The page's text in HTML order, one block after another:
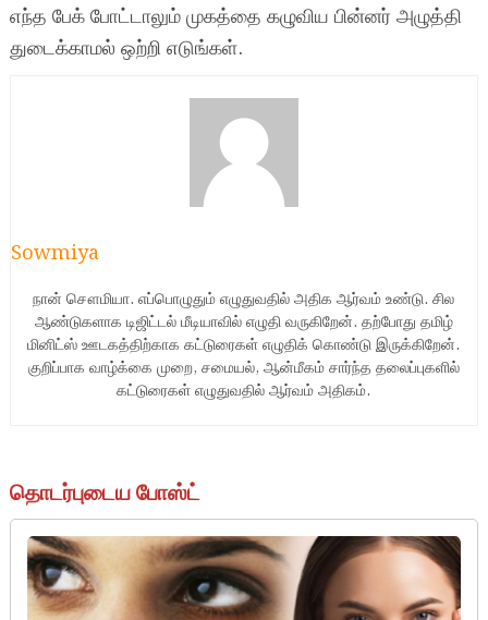
எந்த பேக் போட்டாலும் முகத்தை கழுவிய பின்னர் அழுத்தி
துடைக்காமல் ஒற்றி எடுங்கள்.
Sowmiya
நான் சௌமியா. எப்பொழுதும் எழுதுவதில் அதிக ஆர்வம் உண்டு. சில
ஆண்டுகளாக டிஜிட்டல் மீடியாவில் எழுதி வருகிறேன். தற்போது தமிழ்
மினிட்ஸ் ஊடகத்திற்காக கட்டுரைகள் எழுதிக் கொண்டு இருக்கிறேன்.
குறிப்பாக வாழ்க்கை முறை, சமையல், ஆன்மீகம் சார்ந்த தலைப்புகளில்
கட்டுரைகள் எழுதுவதில் ஆர்வம் அதிகம்.
தொடர்புடைய போஸ்ட்